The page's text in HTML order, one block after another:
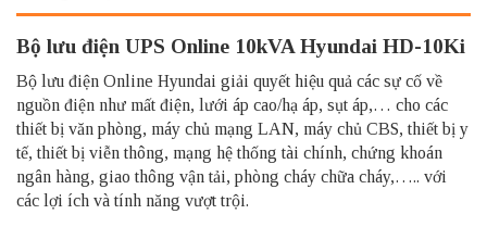
Bộ lưu điện UPS Online 10kVA Hyundai HD-10Ki
Bộ lưu điện Online Hyundai giải quyết hiệu quả các sự cố về
nguồn điện như mất điện, lưới áp cao/hạ áp, sụt áp,… cho các
thiết bị văn phòng, máy chủ mạng LAN, máy chủ CBS, thiết bị y
tế, thiết bị viễn thông, mạng hệ thống tài chính, chứng khoán
ngân hàng, giao thông vận tải, phòng cháy chữa cháy,….. với
các lợi ích và tính năng vượt trội.